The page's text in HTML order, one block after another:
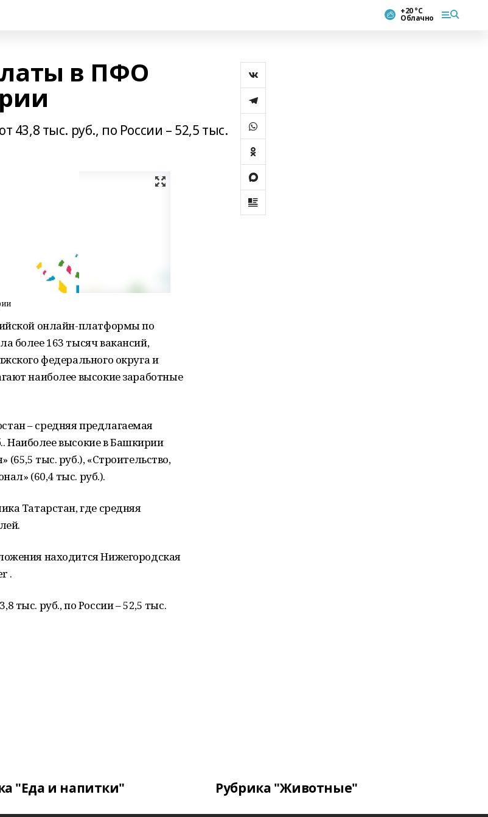
+20 °С
Облачно
в ПФО
43,8 тыс. руб., по России – 52,5 тыс.
онлайн-платформы по
более 163 тысяч вакансий,
федерального округа и
наиболее высокие заработные
– средняя предлагаемая
Наиболее высокие в Башкирии
тыс. руб.), «Строительство,
(60,4 тыс. руб.).
Татарстан, где средняя
находится Нижегородская
.
тыс. руб., по России – 52,5 тыс.
"Еда и напитки" Рубрика "Животные"